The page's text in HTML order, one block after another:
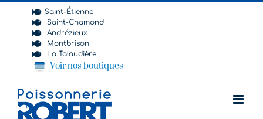
Saint-Étienne
Saint-Chamond
Andrézieux
Montbrison
La Talaudière
Voir nos boutiques